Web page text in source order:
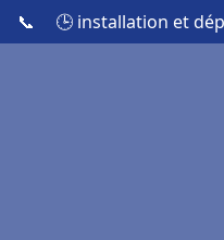
📞 🕒 installation et